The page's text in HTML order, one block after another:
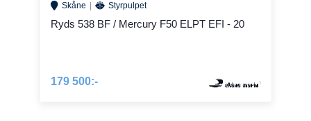
Skåne Styrpulpet
Ryds 538 BF / Mercury F50 ELPT EFI - 20
179 500:-